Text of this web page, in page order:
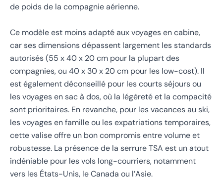
de poids de la compagnie aérienne.
Ce modèle est moins adapté aux voyages en cabine,
car ses dimensions dépassent largement les standards
autorisés (55 x 40 x 20 cm pour la plupart des
compagnies, ou 40 x 30 x 20 cm pour les low-cost). Il
est également déconseillé pour les courts séjours ou
les voyages en sac à dos, où la légèreté et la compacité
sont prioritaires. En revanche, pour les vacances au ski,
les voyages en famille ou les expatriations temporaires,
cette valise offre un bon compromis entre volume et
robustesse. La présence de la serrure TSA est un atout
indéniable pour les vols long-courriers, notamment
vers les États-Unis, le Canada ou l’Asie.